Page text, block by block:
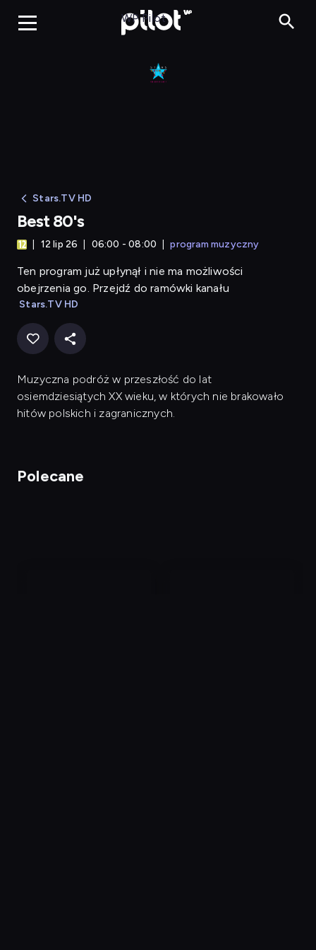
Best 80's
WP Pilot
Stars.TV HD
Best 80's
12 lip 26 06:00 - 08:00 program muzyczny
Ten program już upłynął i nie ma możliwości
obejrzenia go. Przejdź do ramówki kanału
Stars.TV HD
Muzyczna podróż w przeszłość do lat
osiemdziesiątych XX wieku, w których nie brakowało
hitów polskich i zagranicznych.
Polecane